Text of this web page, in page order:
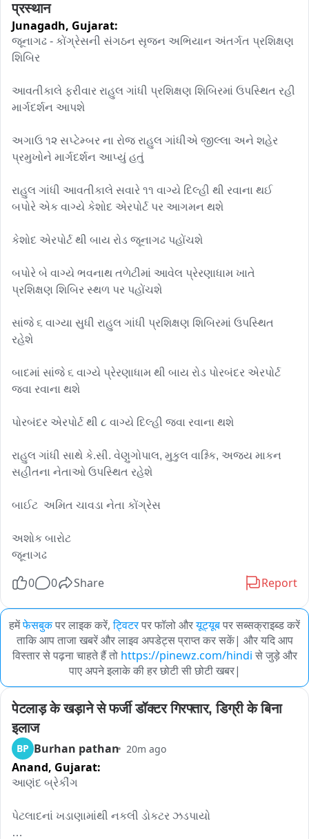
प्रस्थान
Junagadh, Gujarat:
જૂનાગઢ - કોંગ્રેસની સંગઠન સૃજન અભિયાન અંતર્ગત પ્રશિક્ષણ
શિબિર
આવતીકાલે ફરીવાર રાહુલ ગાંધી પ્રશિક્ષણ શિબિરમાં ઉપસ્થિત રહી
માર્ગદર્શન આપશે
અગાઉ ૧૨ સપ્ટેમ્બર ના રોજ રાહુલ ગાંધીએ જીલ્લા અને શહેર
પ્રમુખોને માર્ગદર્શન આપ્યું હતું
રાહુલ ગાંધી આવતીકાલે સવારે ૧૧ વાગ્યે દિલ્હી થી રવાના થઈ
બપોરે એક વાગ્યે કેશોદ એરપોર્ટ પર આગમન થશે
કેશોદ એરપોર્ટ થી બાય રોડ જૂનાગઢ પહોંચશે
બપોરે બે વાગ્યે ભવનાથ તળેટીમાં આવેલ પ્રેરણાધામ ખાતે
પ્રશિક્ષણ શિબિર સ્થળ પર પહોંચશે
સાંજે ૬ વાગ્યા સુધી રાહુલ ગાંધી પ્રશિક્ષણ શિબિરમાં ઉપસ્થિત
રહેશે
બાદમાં સાંજે ૬ વાગ્યે પ્રેરણાધામ થી બાય રોડ પોરબંદર એરપોર્ટ
જવા રવાના થશે
પોરબંદર એરપોર્ટ થી ૮ વાગ્યે દિલ્હી જવા રવાના થશે
રાહુલ ગાંધી સાથે કે.સી. વેણુગોપાલ, મુકુલ વાશ્નિક, અજય માકન
સહીતના નેતાઓ ઉપસ્થિત રહેશે
બાઈટ  અમિત ચાવડા નેતા કોંગ્રેસ
અશોક બારોટ
0 0 Share Report
हमेंफेसबुकपर लाइक करें, ट्विटरपर फॉलो औरयूट्यूबपर सब्सक्राइब्ड करें
ताकि आप ताजा खबरें और लाइव अपडेट्स प्राप्त कर सकें| और यदि आप
विस्तार से पढ़ना चाहते हैं तो https://pinewz.com/hindi से जुड़े और
पाए अपने इलाके की हर छोटी सी छोटी खबर|
पेटलाड़ के खड़ाने से फर्जी डॉक्टर गिरफ्तार, डिग्री के बिना
इलाज
BP Burhan pathan 20m ago
Anand, Gujarat:
આણંદ બ્રેકીંગ
પેટલાદનાં ખડાણામાંથી નકલી ડોકટર ઝડપાયો